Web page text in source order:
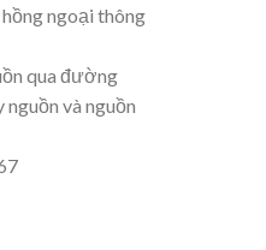
ngoại thông
qua đường
và nguồn